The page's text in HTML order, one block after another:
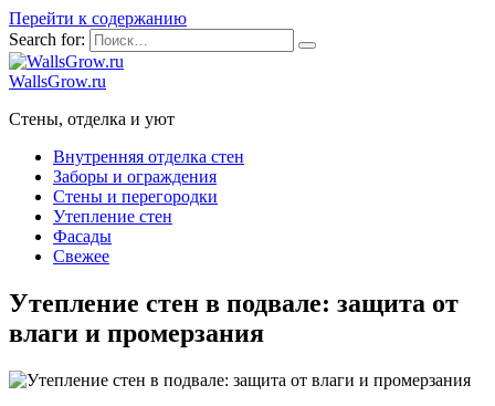
Перейти к содержанию
Search for:
WallsGrow.ru
Стены, отделка и уют
Внутренняя отделка стен
Заборы и ограждения
Стены и перегородки
Утепление стен
Фасады
Свежее
Утепление стен в подвале: защита от
влаги и промерзания